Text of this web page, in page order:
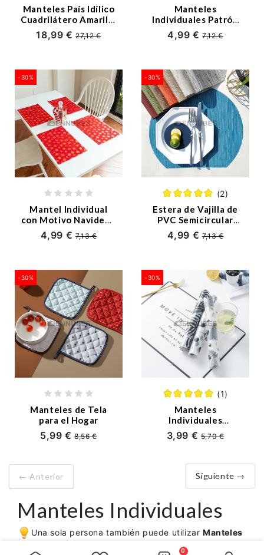
Manteles País Idílico
Cuadrilátero Amarillo
Nórdico
18,99 €27,12 €
Manteles
Individuales Patrón
Creativo
Antideslizante
4,99 €7,12 €
-30%
Mantel Individual
con Motivo Navideño
Tela Doble Capa
4,99 €7,13 €
-30%
(2)
Estera de Vajilla de
PVC Semicircular
Resistente al Calor y
Respetuosa con el
4,99 €7,13 €
-30%
Manteles de Tela
para el Hogar
5,99 €8,56 €
-30%
(1)
Manteles
Individuales
Impermeable
Antideslizante
3,99 €5,70 €
← Anterior Siguiente →
Manteles Individuales
Una sola persona también puede utilizar Manteles
, que es más cómodo, rápido y
0